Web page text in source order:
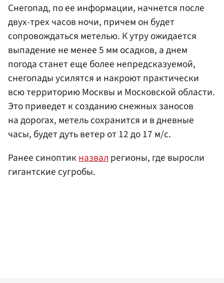
Снегопад, по ее информации, начнется после
двух-трех часов ночи, причем он будет
сопровождаться метелью. К утру ожидается
выпадение не менее 5 мм осадков, а днем
погода станет еще более непредсказуемой,
снегопады усилятся и накроют практически
всю территорию Москвы и Московской области.
Это приведет к созданию снежных заносов
на дорогах, метель сохранится и в дневные
часы, будет дуть ветер от 12 до 17 м/с.
Ранее синоптикназвалрегионы, где выросли
гигантские сугробы.